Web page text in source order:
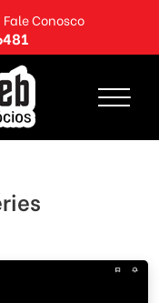
Fale Conosco